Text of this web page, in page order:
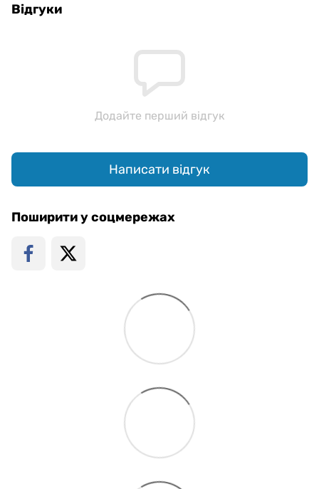
Відгуки
Додайте перший відгук
Написати відгук
Поширити у соцмережах